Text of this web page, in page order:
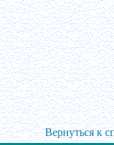
Вернуться к